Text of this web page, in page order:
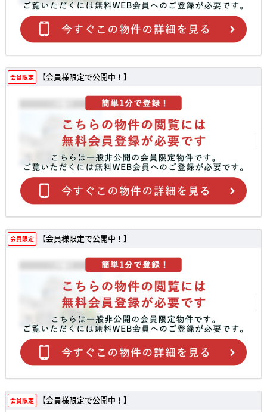
会員限定 【会員様限定で公開中！】
会員限定 【会員様限定で公開中！】
会員限定 【会員様限定で公開中！】